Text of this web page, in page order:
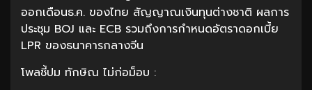
ออกเดือนธ.ค. ของไทย สัญญาณเงินทุนต่างชาติ ผลการ
ประชุม BOJ และ ECB รวมถึงการกำหนดอัตราดอกเบี้ย
LPR ของธนาคารกลางจีน
โพลชี้ปม ทักษิณ ไม่ก่อม็อบ :